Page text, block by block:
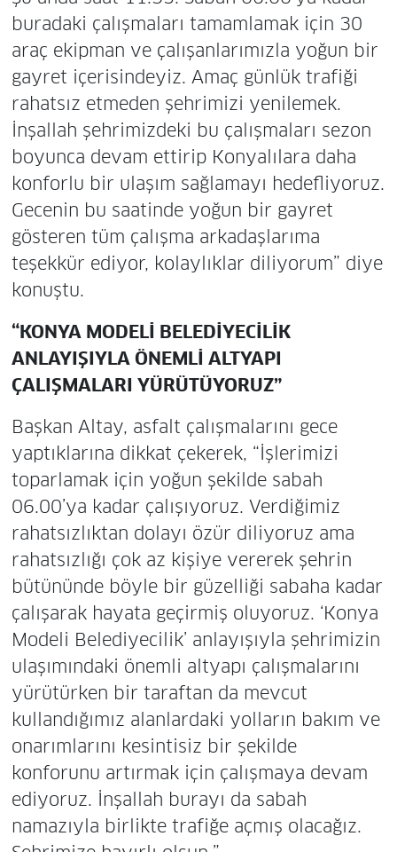
buradaki çalışmaları tamamlamak için 30
araç ekipman ve çalışanlarımızla yoğun bir
gayret içerisindeyiz. Amaç günlük trafiği
rahatsız etmeden şehrimizi yenilemek.
İnşallah şehrimizdeki bu çalışmaları sezon
boyunca devam ettirip Konyalılara daha
konforlu bir ulaşım sağlamayı hedefliyoruz.
Gecenin bu saatinde yoğun bir gayret
gösteren tüm çalışma arkadaşlarıma
teşekkür ediyor, kolaylıklar diliyorum” diye
konuştu.
“KONYA MODELİ BELEDİYECİLİK
ANLAYIŞIYLA ÖNEMLİ ALTYAPI
ÇALIŞMALARI YÜRÜTÜYORUZ”
Başkan Altay, asfalt çalışmalarını gece
yaptıklarına dikkat çekerek, “İşlerimizi
toparlamak için yoğun şekilde sabah
06.00’ya kadar çalışıyoruz. Verdiğimiz
rahatsızlıktan dolayı özür diliyoruz ama
rahatsızlığı çok az kişiye vererek şehrin
bütününde böyle bir güzelliği sabaha kadar
çalışarak hayata geçirmiş oluyoruz. ‘Konya
Modeli Belediyecilik’ anlayışıyla şehrimizin
ulaşımındaki önemli altyapı çalışmalarını
yürütürken bir taraftan da mevcut
kullandığımız alanlardaki yolların bakım ve
onarımlarını kesintisiz bir şekilde
konforunu artırmak için çalışmaya devam
ediyoruz. İnşallah burayı da sabah
namazıyla birlikte trafiğe açmış olacağız.